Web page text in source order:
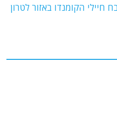
k
הקומנדו באזור לטרון